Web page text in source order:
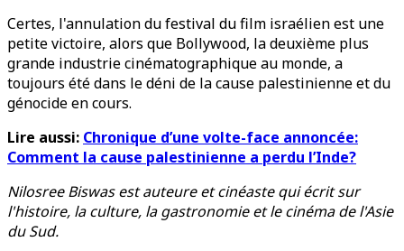
Certes, l'annulation du festival du film israélien est une
petite victoire, alors que Bollywood, la deuxième plus
grande industrie cinématographique au monde, a
toujours été dans le déni de la cause palestinienne et du
génocide en cours.
Lire aussi: Chronique d’une volte-face annoncée:
Comment la cause palestinienne a perdu l’Inde?
Nilosree Biswas est auteure et cinéaste qui écrit sur
l'histoire, la culture, la gastronomie et le cinéma de l'Asie
du Sud.